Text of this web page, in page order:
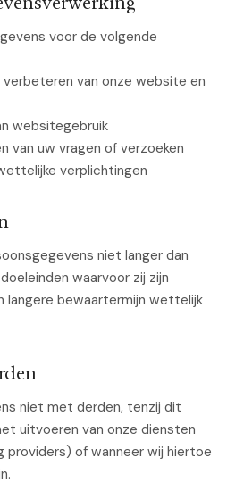
voor de volgende
verbeteren van onze website en
websitegebruik
van uw vragen of verzoeken
verplichtingen
niet langer dan
waarvoor zij zijn
langere bewaartermijn wettelijk
niet met derden, tenzij dit
uitvoeren van onze diensten
providers) of wanneer wij hiertoe